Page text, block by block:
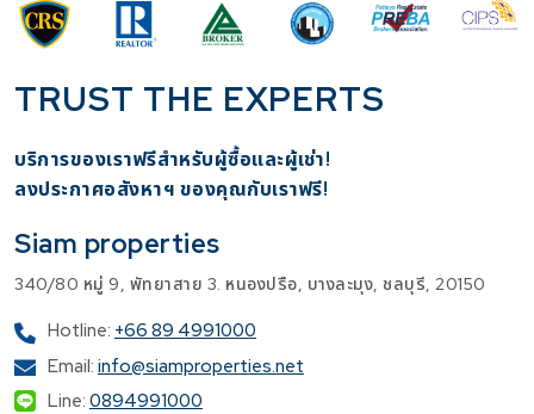
TRUST THE EXPERTS
บริการของเราฟรีสำหรับผู้ซื้อและผู้เช่า!
​ลงประกาศอสังหาฯ ของคุณกับเราฟรี!
Siam properties
340/80 หมู่ 9, พัทยาสาย 3. หนองปรือ, บางละมุง, ชลบุรี, 20150
Hotline: +66 89 4991000
Email: info@siamproperties.net
Line: 0894991000